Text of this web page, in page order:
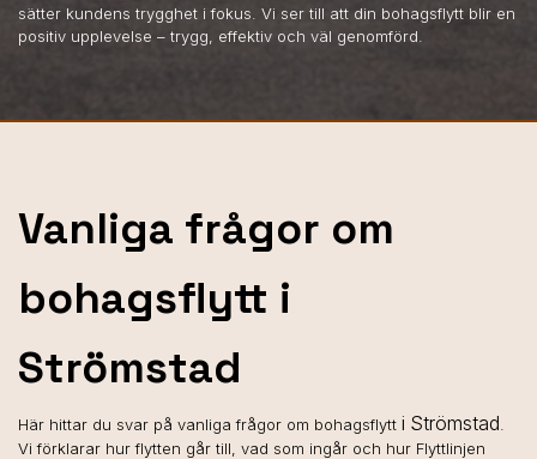
sätter kundens trygghet i fokus. Vi ser till att din bohagsflytt blir en
positiv upplevelse – trygg, effektiv och väl genomförd.
Vanliga frågor om
bohagsflytt i
Strömstad
Här hittar du svar på vanliga frågor om bohagsflytt i Strömstad
Vi förklarar hur flytten går till, vad som ingår och hur Flyttlinjen